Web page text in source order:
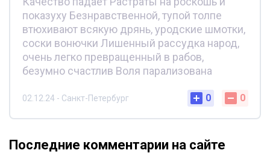
показуху Безнравственной, тупой толпе
втюхивают всякую дрянь, уродские шмотки,
соски вонючки Лишенный рассудка народ,
очень легко превращенный в рабов,
безумно счастлив Воля парализована
02.12.24 - Санкт-Петербург 0 0
Последние комментарии на сайте